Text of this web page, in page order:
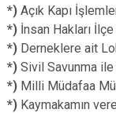
*) Açık Kapı
*) İnsan Hakları
*) Derneklere ait
*) Sivil Savunma
*) Milli Müdafaa
*) Kaymakamın